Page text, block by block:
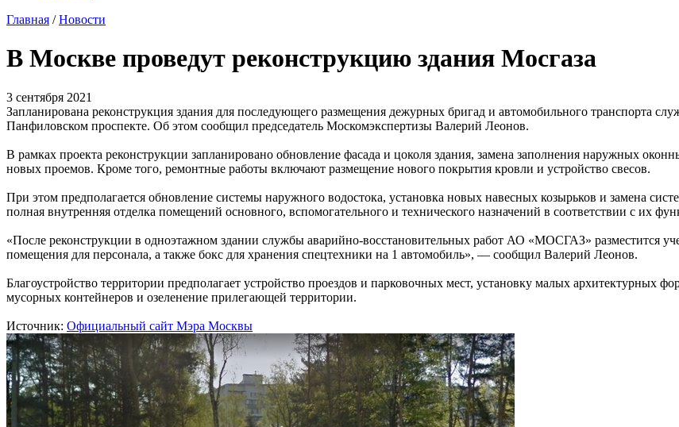
Главная /Новости
В Москве проведут реконструкцию здания Мосгаза
3 сентября 2021
Запланирована реконструкция здания для последующего размещения дежурных бригад и автомобильного транспорта
Панфиловском проспекте. Об этом сообщил председатель Москомэкспертизы Валерий Леонов.
В рамках проекта реконструкции запланировано обновление фасада и цоколя здания, замена заполнения наружных
новых проемов. Кроме того, ремонтные работы включают размещение нового покрытия кровли и устройство свесов.
При этом предполагается обновление системы наружного водостока, установка новых навесных козырьков и замена
полная внутренняя отделка помещений основного, вспомогательного и технического назначений в соответствии с их
«После реконструкции в одноэтажном здании службы аварийно-восстановительных работ АО «МОСГАЗ» разместится
помещения для персонала, а также бокс для хранения спецтехники на 1 автомобиль», — сообщил Валерий Леонов.
Благоустройство территории предполагает устройство проездов и парковочных мест, установку малых архитектурных
мусорных контейнеров и озеленение прилегающей территории.
Источник: Официальный сайт Мэра Москвы